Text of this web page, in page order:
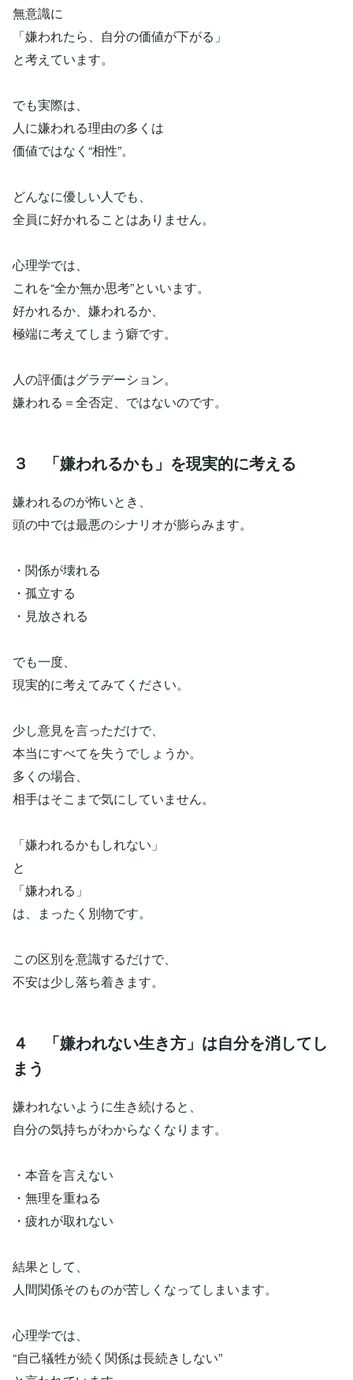
無意識に
「嫌われたら、自分の価値が下がる」
と考えています。
でも実際は、
人に嫌われる理由の多くは
価値ではなく“相性”。
どんなに優しい人でも、
全員に好かれることはありません。
心理学では、
これを“全か無か思考”といいます。
好かれるか、嫌われるか、
極端に考えてしまう癖です。
人の評価はグラデーション。
嫌われる＝全否定、ではないのです。
３ 「嫌われるかも」を現実的に考える
嫌われるのが怖いとき、
頭の中では最悪のシナリオが膨らみます。
・関係が壊れる
・孤立する
・見放される
でも一度、
現実的に考えてみてください。
少し意見を言っただけで、
本当にすべてを失うでしょうか。
多くの場合、
相手はそこまで気にしていません。
「嫌われるかもしれない」
と
「嫌われる」
は、まったく別物です。
この区別を意識するだけで、
不安は少し落ち着きます。
４ 「嫌われない生き方」は自分を消してし
まう
嫌われないように生き続けると、
自分の気持ちがわからなくなります。
・本音を言えない
・無理を重ねる
・疲れが取れない
結果として、
人間関係そのものが苦しくなってしまいます。
心理学では、
“自己犠牲が続く関係は長続きしない”